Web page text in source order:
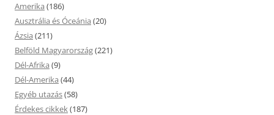
Amerika (186)
Ausztrália és Óceánia (20)
Ázsia (211)
Belföld Magyarország(221)
Dél-Afrika (9)
Dél-Amerika (44)
Egyéb utazás(58)
Érdekes cikkek(187)